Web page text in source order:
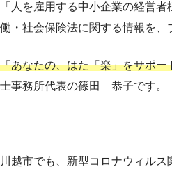
「人を雇用する中小企業の経営
働・社会保険法に関する情報を、
「あなたの、はた「楽」をサポー
士事務所代表の篠田 恭子です。
川越市でも、新型コロナウィルス